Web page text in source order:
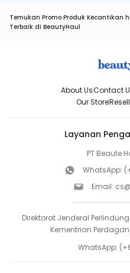
Temukan Promo Produk Kecantikan
Terbaik di BeautyHaul
About UsContact
Our Store
Layanan
PT Beaute
WhatsApp:
Email:
Direktorat Jenderal
Kementrian
WhatsApp: